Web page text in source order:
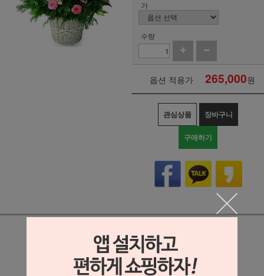
가
수량
옵션 적용가 265,000원
관심상품 장바구니
구매하기
상세정보 새창 열기